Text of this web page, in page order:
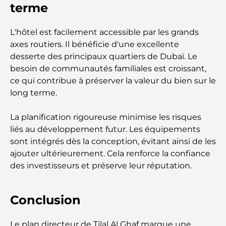
Lieux romantiques à Dubaï pour des moments
Les meilleures options de séjour à Dubaï : Hôtels
et complexes hôteliers de premier plan
Meilleurs restaurants pour un déjeuner d'affaires
au DIFC
Les marques de vêtements les plus chères au
monde
Architecture ottomane : un riche héritage d'art,
de culture et d'empire
Comment choisir un conseiller financier à Dubaï ?
terme
L'hôtel est facilement accessible par les grands
axes routiers. Il bénéficie d'une excellente
desserte des principaux quartiers de Dubaï. Le
besoin de communautés familiales est croissant,
ce qui contribue à préserver la valeur du bien sur le
long terme.
La planification rigoureuse minimise les risques
liés au développement futur. Les équipements
sont intégrés dès la conception, évitant ainsi de les
ajouter ultérieurement. Cela renforce la confiance
des investisseurs et préserve leur réputation.
Conclusion